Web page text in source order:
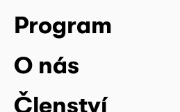
Program
O nás
Členství